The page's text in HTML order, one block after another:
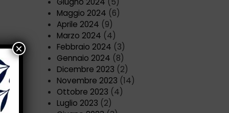
Maggio 2024 (6)
Aprile 2024 (9)
Marzo 2024 (4)
Febbraio 2024 (3)
Gennaio 2024 (8)
Dicembre 2023 (2)
Novembre 2023 (14)
Ottobre 2023 (4)
Luglio 2023 (2)